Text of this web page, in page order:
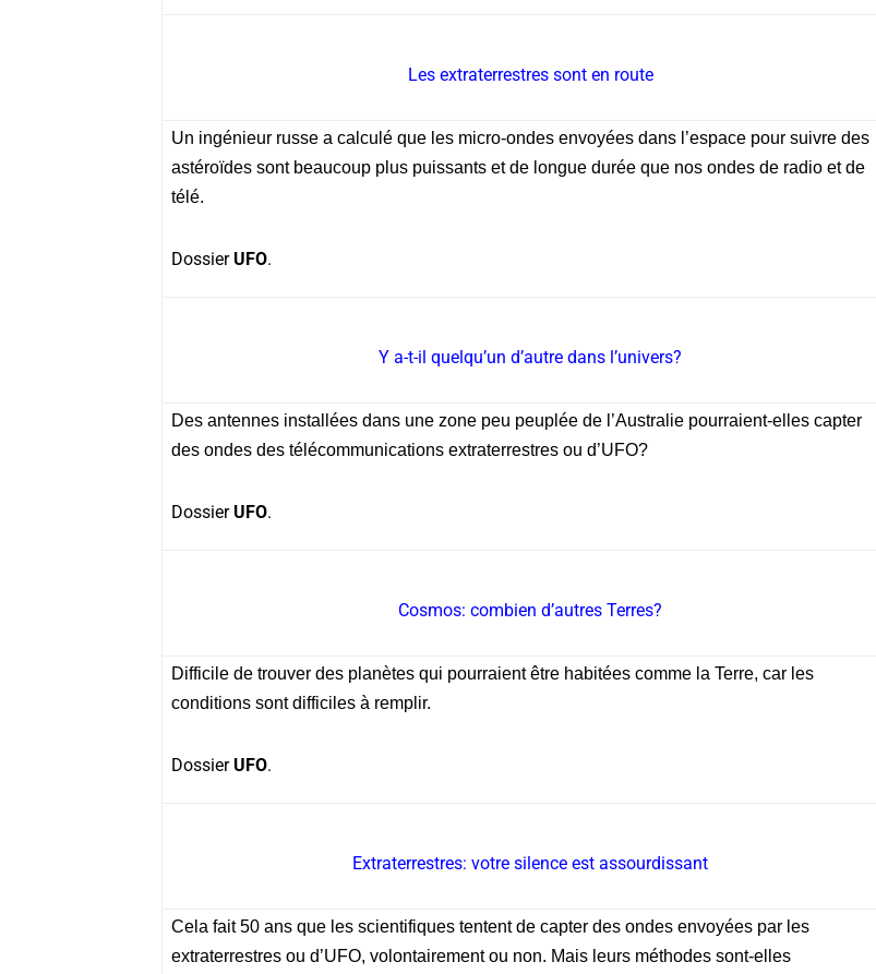
Les extraterrestres sont en route
Un ingénieur russe a calculé que les micro-ondes envoyées dans l’espace pour suivre des
astéroïdes sont beaucoup plus puissants et de longue durée que nos ondes de radio et de
télé.
DossierUFO.
Y a-t-il quelqu’un d’autre dans l’univers?
Des antennes installées dans une zone peu peuplée de l’Australie pourraient-elles capter
des ondes des télécommunications extraterrestres ou d’UFO?
DossierUFO.
Cosmos: combien d’autres Terres?
Difficile de trouver des planètes qui pourraient être habitées comme la Terre, car les
conditions sont difficiles à remplir.
DossierUFO.
Extraterrestres: votre silence est assourdissant
Cela fait 50 ans que les scientifiques tentent de capter des ondes envoyées par les
extraterrestres ou d’UFO, volontairement ou non. Mais leurs méthodes sont-elles